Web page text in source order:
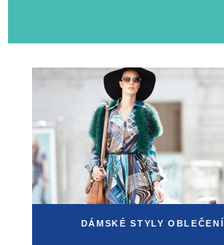
DÁMSKÉ STYLY OBLEČENÍ